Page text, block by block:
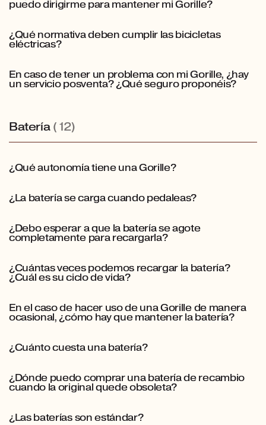
puedo dirigirme para mantener mi Gorille?
¿Qué normativa deben cumplir las bicicletas
eléctricas?
En caso de tener un problema con mi Gorille, ¿hay
un servicio posventa? ¿Qué seguro proponéis?
Batería (12)
¿Qué autonomía tiene una Gorille?
¿La batería se carga cuando pedaleas?
¿Debo esperar a que la batería se agote
completamente para recargarla?
¿Cuántas veces podemos recargar la batería?
¿Cuál es su ciclo de vida?
En el caso de hacer uso de una Gorille de manera
ocasional, ¿cómo hay que mantener la batería?
¿Cuánto cuesta una batería?
¿Dónde puedo comprar una batería de recambio
cuando la original quede obsoleta?
¿Las baterías son estándar?